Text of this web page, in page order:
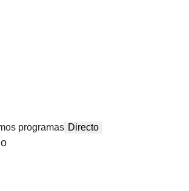
programas Directo